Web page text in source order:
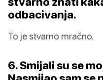
odbacivanja.
To je stvarno mračno.
6. Smijali su se